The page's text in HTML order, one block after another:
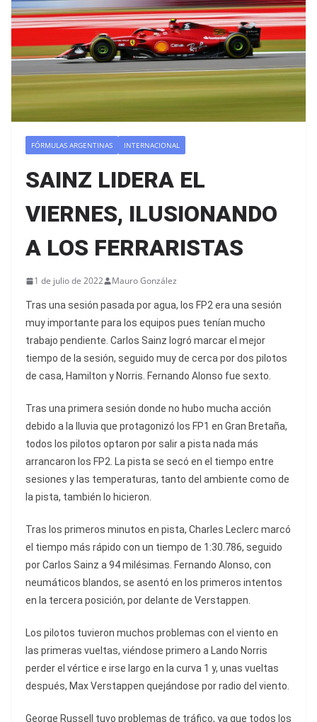
FÓRMULAS ARGENTINAS INTERNACIONAL
SAINZ LIDERA EL
VIERNES, ILUSIONANDO
A LOS FERRARISTAS
1 de julio de 2022 Mauro González
Tras una sesión pasada por agua, los FP2 era una sesión
muy importante para los equipos pues tenían mucho
trabajo pendiente. Carlos Sainz logró marcar el mejor
tiempo de la sesión, seguido muy de cerca por dos pilotos
de casa, Hamilton y Norris. Fernando Alonso fue sexto.
Tras una primera sesión donde no hubo mucha acción
debido a la lluvia que protagonizó los FP1 en Gran Bretaña,
todos los pilotos optaron por salir a pista nada más
arrancaron los FP2. La pista se secó en el tiempo entre
sesiones y las temperaturas, tanto del ambiente como de
la pista, también lo hicieron.
Tras los primeros minutos en pista, Charles Leclerc marcó
el tiempo más rápido con un tiempo de 1:30.786, seguido
por Carlos Sainz a 94 milésimas. Fernando Alonso, con
neumáticos blandos, se asentó en los primeros intentos
en la tercera posición, por delante de Verstappen.
Los pilotos tuvieron muchos problemas con el viento en
las primeras vueltas, viéndose primero a Lando Norris
perder el vértice e irse largo en la curva 1 y, unas vueltas
después, Max Verstappen quejándose por radio del viento.
George Russell tuvo problemas de tráfico, ya que todos los